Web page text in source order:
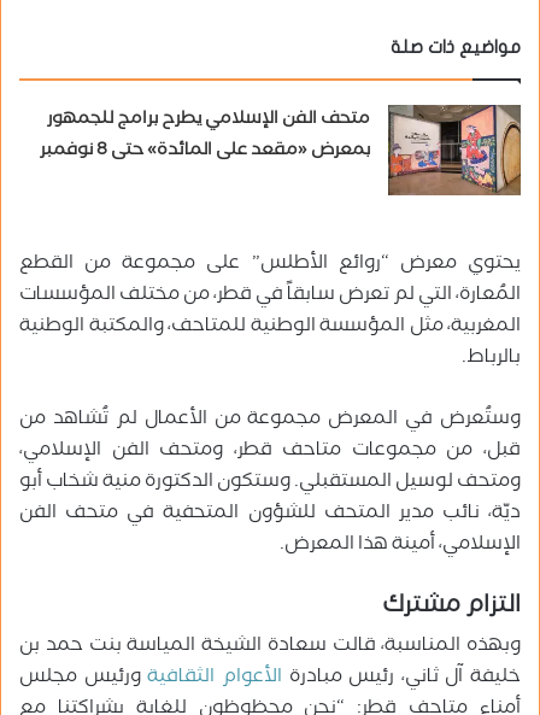
مواضيع ذات صلة
متحف الفن الإسلامي يطرح برامج للجمهور
بمعرض «مقعد على المائدة» حتى 8 نوفمبر
يحتوي معرض “روائع الأطلس” على مجموعة من القطع
المُعارة، التي لم تعرض سابقاً في قطر، من مختلف المؤسسات
المغربية، مثل المؤسسة الوطنية للمتاحف، والمكتبة الوطنية
بالرباط.
وستُعرض في المعرض مجموعة من الأعمال لم تُشاهد من
قبل، من مجموعات متاحف قطر، ومتحف الفن الإسلامي،
ومتحف لوسيل المستقبلي. وستكون الدكتورة منية شخاب أبو
ديّة، نائب مدير المتحف للشؤون المتحفية في متحف الفن
الإسلامي، أمينة هذا المعرض.
التزام مشترك
وبهذه المناسبة، قالت سعادة الشيخة المياسة بنت حمد بن
خليفة آل ثاني، رئيس مبادرة الأعوام الثقافيةورئيس مجلس